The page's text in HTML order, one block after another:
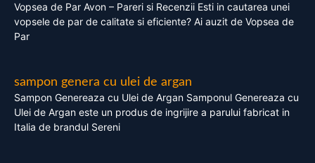
Vopsea de Par Avon – Pareri si Recenzii Esti in cautarea unei
vopsele de par de calitate si eficiente? Ai auzit de Vopsea de
Par
sampon genera cu ulei de argan
Sampon Genereaza cu Ulei de Argan Samponul Genereaza cu
Ulei de Argan este un produs de ingrijire a parului fabricat in
Italia de brandul Sereni